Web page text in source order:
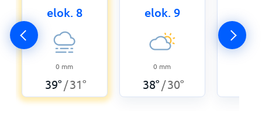
elok. 8
0 mm
39° /31°
elok. 9
0 mm
38° /30°